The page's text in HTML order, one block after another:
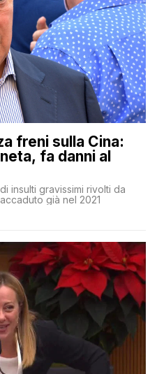
freni sulla Cina:
fa danni al
insulti gravissimi rivolti da
già nel 2021